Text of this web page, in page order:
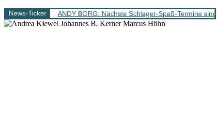
News-Ticker ANDY BORG: Nächste Schlager-Spaß-Termine